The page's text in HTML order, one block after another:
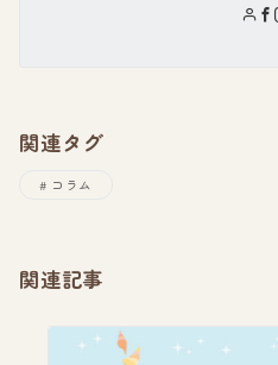
関連タグ
コラム
関連記事